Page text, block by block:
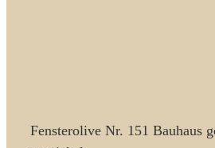
Fensterolive Nr. 151 Bauhaus